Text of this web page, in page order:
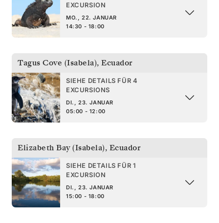
EXCURSION
MO., 22. JANUAR
14:30 - 18:00
Tagus Cove (Isabela), Ecuador
SIEHE DETAILS FÜR 4
EXCURSIONS
DI., 23. JANUAR
05:00 - 12:00
Elizabeth Bay (Isabela), Ecuador
SIEHE DETAILS FÜR 1
EXCURSION
DI., 23. JANUAR
15:00 - 18:00